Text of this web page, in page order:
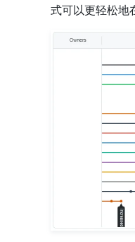
式可以更轻松地